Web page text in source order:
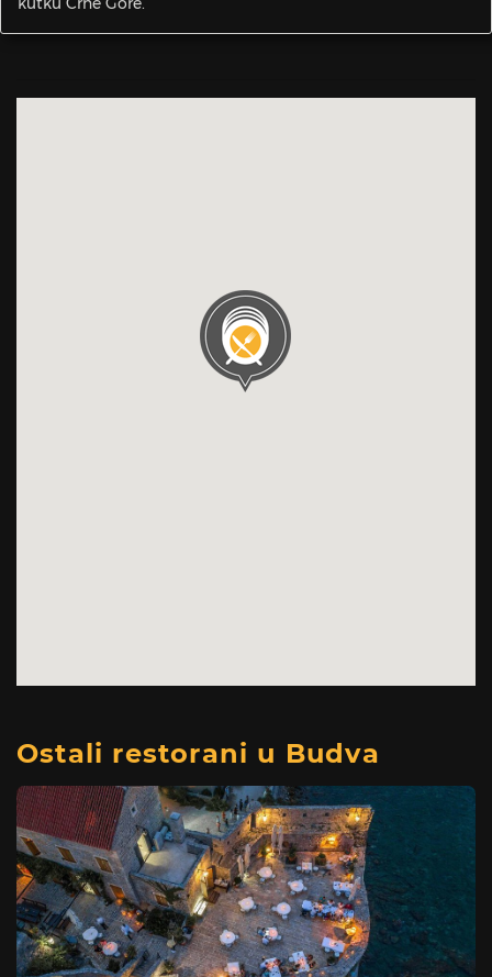
Ostali restorani u Budva